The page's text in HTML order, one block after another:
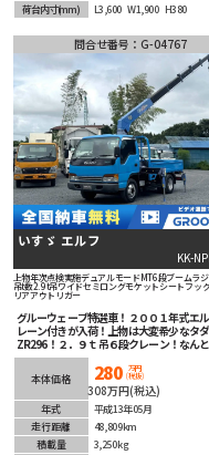
荷台内寸(mm) L3,600 W1,900 H380
問合せ番号：G-04767
いすゞ エルフ
KK-
上物年次点検実施デュアルモードMT6段ブームラ
吊t数2.9t吊ワイドセミロングモケットシートフッ
リアアウトリガー
グルーウェーブ特選車！２００１年式エ
レーン付きが入荷！上物は大変希少なタ
ZR296！２．９ｔ吊６段クレーン！なん
検済み！デュアルモードMTなので臨機応
転できます！モケットシートが上品です！
ドラレコ付きで痒い所に手が届く１台！
本体価格 280 万円
(税抜)
308万円(税込)
年式
平成13年05月
走行距離
48,809km
積載量
3,250kg